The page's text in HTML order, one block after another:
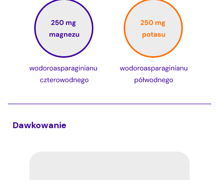
z brakiem dostępu do wszystkich funkcjonalności
Strony.
Dawkowanie